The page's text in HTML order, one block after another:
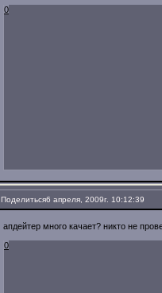
0
Поделиться6 апреля, 2009г. 10:12:39
апдейтер много качает? никто не
0